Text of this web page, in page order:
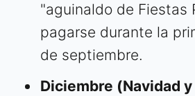
"aguinaldo de Fiestas
pagarse durante la
de septiembre.
Diciembre (Navidad